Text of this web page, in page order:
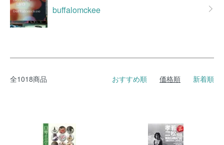
buffalomckee
全1018商品 おすすめ順 価格順 新着順